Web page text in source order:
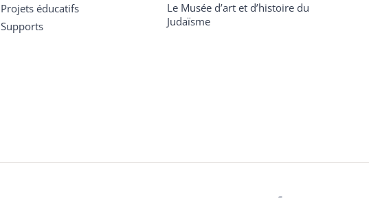
Projets éducatifs
Supports
Le Musée d’art et d’histoire du
Judaïsme